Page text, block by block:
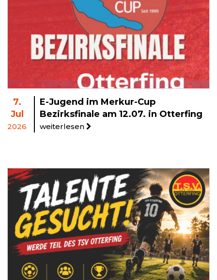
7.
Jul
2026
E-Jugend im Merkur-Cup
Bezirksfinale am 12.07. in Otterfing
weiterlesen